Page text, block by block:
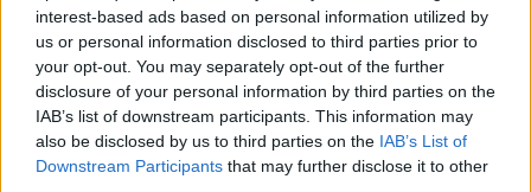
interest-based ads based on personal information utilized by
us or personal information disclosed to third parties prior to
your opt-out. You may separately opt-out of the further
disclosure of your personal information by third parties on the
IAB’s list of downstream participants. This information may
also be disclosed by us to third parties on the IAB’s List of
Downstream Participants that may further disclose it to other
Zobraziť detail Zobraziť detail